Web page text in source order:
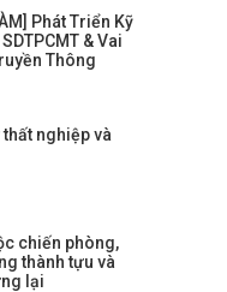
Phát Triển Kỹ
& Vai
Thông
nghiệp và
chiến phòng,
thành tựu và
lại